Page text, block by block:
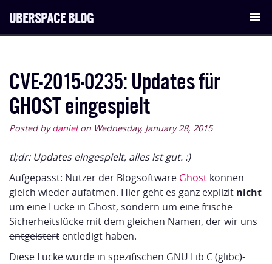
UBERSPACE BLOG
CVE-2015-0235: Updates für
GHOST eingespielt
Posted bydanielon Wednesday, January 28, 2015
tl;dr: Updates eingespielt, alles ist gut. :)
Aufgepasst: Nutzer der Blogsoftware Ghost können
gleich wieder aufatmen. Hier geht es ganz explizit nicht
um eine Lücke in Ghost, sondern um eine frische
Sicherheitslücke mit dem gleichen Namen, der wir uns
entgeistert entledigt haben.
Diese Lücke wurde in spezifischen GNU Lib C (glibc)-